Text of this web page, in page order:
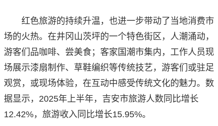
红色旅游的持续升温，也进一步带动了当地消费市
场的火热。在井冈山茨坪的一个特色街区，人潮涌动，
游客们品咖啡、尝美食；客家国潮市集内，工作人员现
场展示漆扇制作、草鞋编织等传统技艺，游客们或驻足
观赏，或现场体验，在互动中感受传统文化的魅力。数
据显示，2025年上半年，吉安市旅游人数同比增长
12.42%，旅游收入同比增长15.95%。